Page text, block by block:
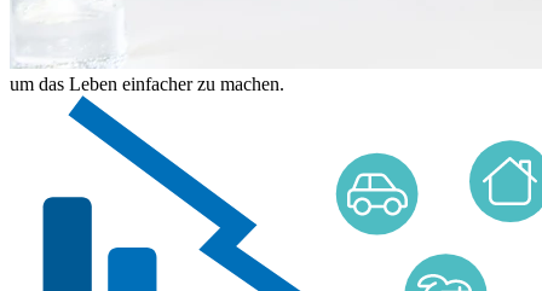
um das Leben einfacher zu machen.